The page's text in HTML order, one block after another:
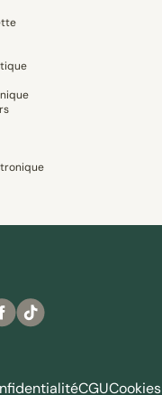
CGUCookies